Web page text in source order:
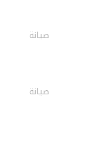
صيانة
صيانة